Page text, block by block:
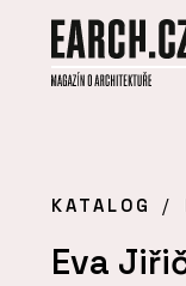
KATALOG
Eva